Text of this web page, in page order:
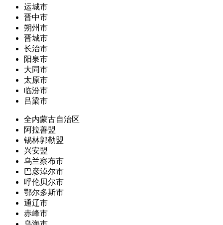
运城市
晋中市
朔州市
晋城市
长治市
阳泉市
大同市
太原市
临汾市
吕梁市
全内蒙古自治区
阿拉善盟
锡林郭勒盟
兴安盟
乌兰察布市
巴彦淖尔市
呼伦贝尔市
鄂尔多斯市
通辽市
赤峰市